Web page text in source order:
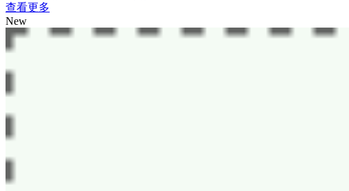
查看更多
New